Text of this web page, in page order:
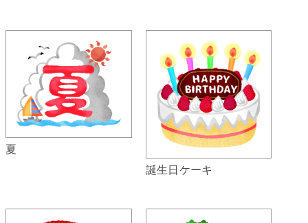
夏
誕生日ケーキ